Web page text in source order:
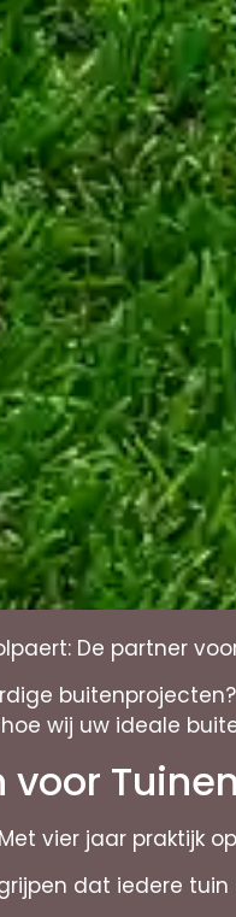
De partner
wij uw ideale
Met vier jaar praktijk
dat iedere